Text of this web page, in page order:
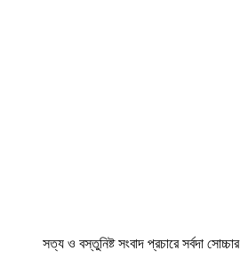
সত্য ও বস্তুনিষ্ট সংবাদ প্রচারে সর্বদা সোচ্চার